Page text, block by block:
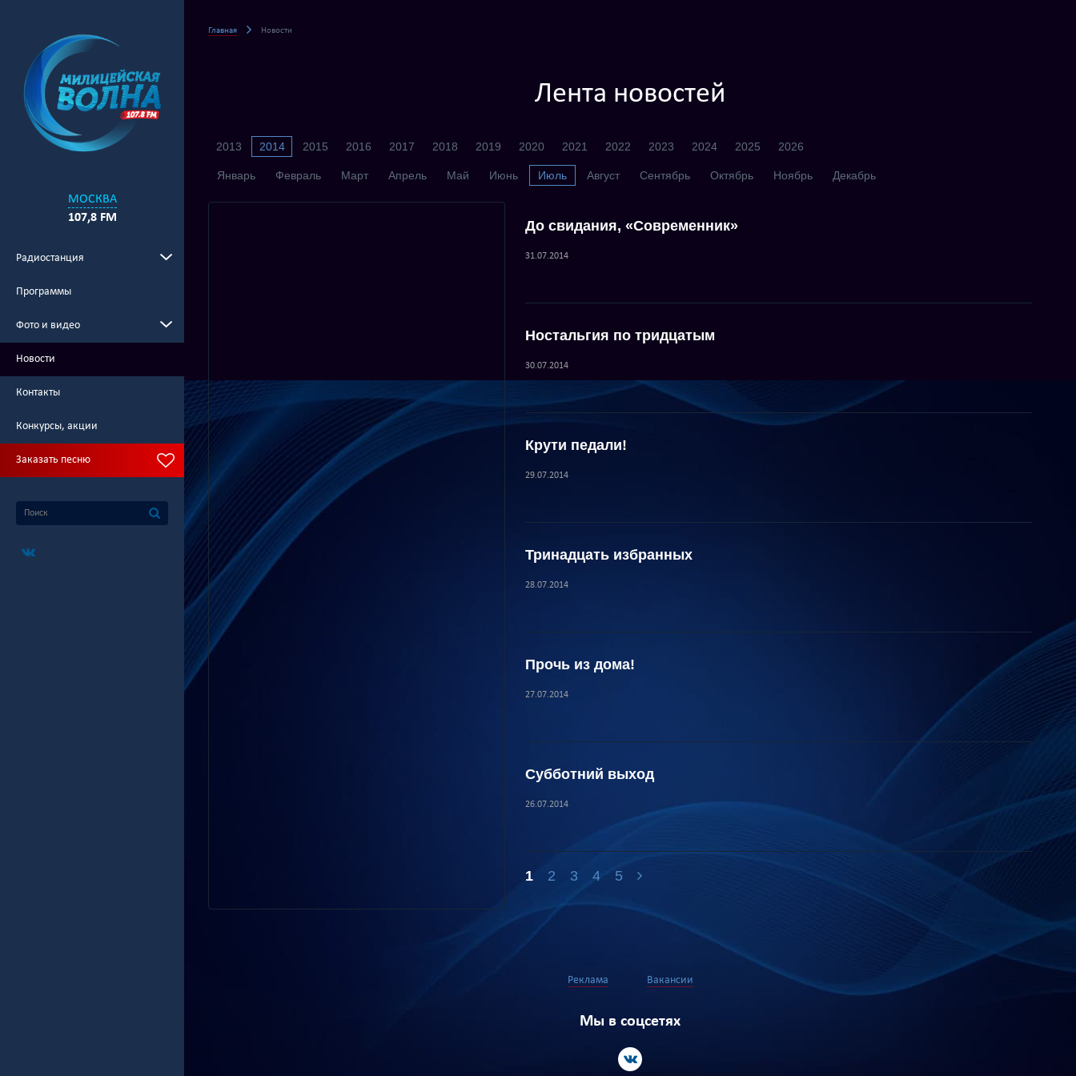
МОСКВА
107,8 FM
Радиостанция
Программы
Фото и видео
Новости
Контакты
Конкурсы, акции
Заказать песню
Главная Новости
Лента новостей
2013 2014 2015 2016 2017 2018 2019 2020 2021 2022 2023 2024 2025 2026
Январь Февраль Март Апрель Май Июнь Июль Август Сентябрь Октябрь Ноябрь Декабрь
До свидания, «Современник»
31.07.2014
Ностальгия по тридцатым
30.07.2014
Крути педали!
29.07.2014
Тринадцать избранных
28.07.2014
Прочь из дома!
27.07.2014
Субботний выход
26.07.2014
1 2 3 4 5
Реклама Вакансии
Мы в соцсетях